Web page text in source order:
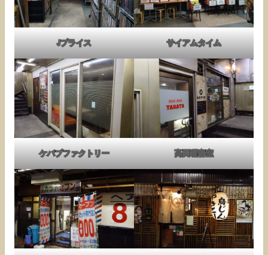
Jプライス サイアムタイム
ケバブファクトリー 高田理容室